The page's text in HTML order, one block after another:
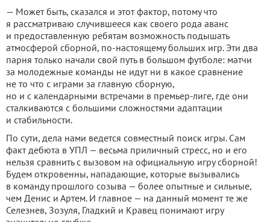
— Может быть, сказался и этот фактор, потому что
я рассматриваю случившееся как своего рода аванс
и предоставленную ребятам возможность подышать
атмосферой сборной, по-настоящему больших игр. Эти два
парня только начали свой путь в большом футболе: матчи
за молодежные команды не идут ни в какое сравнение
не то что с играми за главную сборную,
но и с календарными встречами в премьер-лиге, где они
сталкиваются с большими сложностями адаптации
и стабильности.
По сути, дела нами ведется совместный поиск игры. Сам
факт дебюта в УПЛ — весьма приличный стресс, но и его
нельзя сравнить с вызовом на официальную игру сборной!
Будем откровенны, нападающие, которые вызывались
в команду прошлого созыва — более опытные и сильные,
чем Денис и Артем. И главное — на данный момент те же
Селезнев, Зозуля, Гладкий и Кравец понимают игру